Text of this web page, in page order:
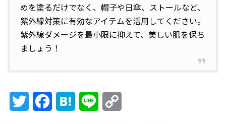
めを塗るだけでなく、帽子や日傘、ストールなど、
紫外線対策に有効なアイテムを活用してください。
紫外線ダメージを最小限に抑えて、美しい肌を保ち
ましょう！
Twitter FacebookHatena Line